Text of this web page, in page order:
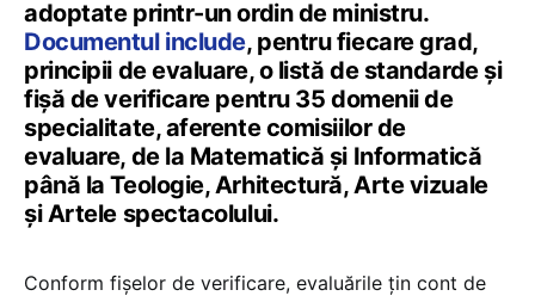
adoptate printr-un ordin de ministru.
Documentul include, pentru fiecare grad,
principii de evaluare, o listă de standarde și
fișă de verificare pentru 35 domenii de
specialitate, aferente comisiilor de
evaluare, de la Matematică și Informatică
până la Teologie, Arhitectură, Arte vizuale
și Artele spectacolului.
Conform fișelor de verificare, evaluările țin cont de